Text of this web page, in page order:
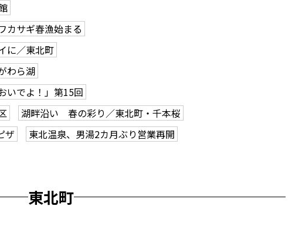
カサギ春漁始まる
に／東北町
わら湖
いでよ！」第15回
湖畔沿い 春の彩り／東北町・千本桜
ザ
東北温泉、男湯2カ月ぶり営業再開
東北町